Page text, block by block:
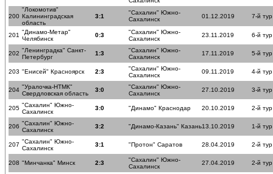
200
"Локомотив"
Калининградская
область
3:1
"Сахалин" Южно-
Сахалинск
01.12.2019 7-й тур
201 "Динамо-Метар"
Челябинск
0:3
"Сахалин" Южно-
Сахалинск
23.11.2019 6-й тур
202 "Ленинградка" Санкт-
Петербург
1:3
"Сахалин" Южно-
Сахалинск
17.11.2019 5-й тур
203 "Енисей" Красноярск 2:3
"Сахалин" Южно-
Сахалинск
09.11.2019 4-й тур
204 "Уралочка-НТМК"
Свердловская область
3:0
"Сахалин" Южно-
Сахалинск
27.10.2019 3-й тур
205 "Сахалин" Южно-
Сахалинск
3:0 "Динамо" Краснодар 20.10.2019 2-й тур
206 "Сахалин" Южно-
Сахалинск
3:2 "Динамо-Казань" Казань13.10.2019 1-й тур
207 "Сахалин" Южно-
Сахалинск
3:1 "Протон" Саратов 28.04.2019 2-й
208 "Минчанка" Минск 2:3
"Сахалин" Южно-
Сахалинск
27.04.2019 2-й